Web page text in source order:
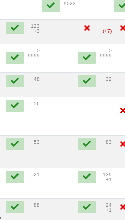
9023
123
+3
(+7)
>
9999
>
9999
48
32
56
53
83
21
139
+1
88
24
+1